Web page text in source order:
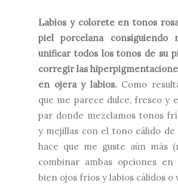
Labios y colorete en tonos
piel porcelana consiguiendo
unificar todos los tonos de su
corregir las
en ojera y labios. Como
que me parece dulce, fresco y
par donde mezclamos tonos
y mejillas con el tono cálido de
hace que me guste aún más
combinar ambas opciones
bien ojos fríos y labios cálidos o